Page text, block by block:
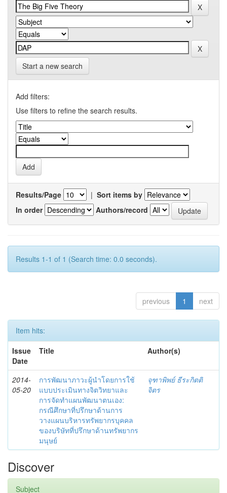
Start a new search
Add filters:
Use filters to refine the search results.
Results/Page | Sort items by
In order
Authors/record
Results 1-1 of 1 (Search time: 0.0 seconds).
previous 1 next
Item hits:
Issue
Date
Title Author(s)
2014-
05-20
การพัฒนาภาวะผู้นำโดยการใช้
แบบประเมินทางจิตวิทยาและ
การจัดทำแผนพัฒนาตนเอง:
กรณีศึกษาที่ปรึกษาด้านการ
วางแผนบริหารทรัพยากรบุคคล
ของบริษัทที่ปรึกษาด้านทรัพยากร
มนุษย์
จุฑาพิพย์ ธีระกิตติ
จิตร
Discover
Subject